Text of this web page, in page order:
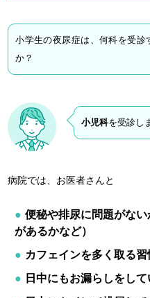
小学生の夜尿症は、何科を受診
か？
小児科を受診し
病院では、お医者さんと
便秘や排尿に問題がな
があるかなど）
カフェインを多く取る
日中にもお漏らしをし